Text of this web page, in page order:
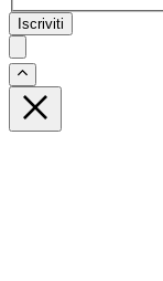
Iscriviti